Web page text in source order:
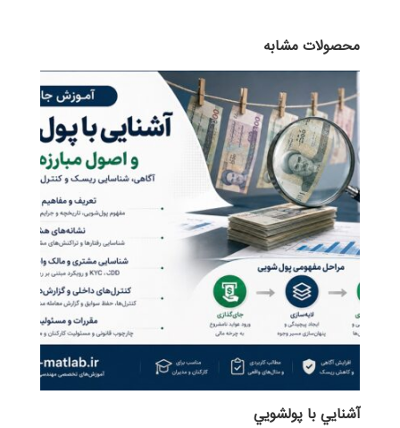
محصولات مشابه
آشنايي با پولشويي